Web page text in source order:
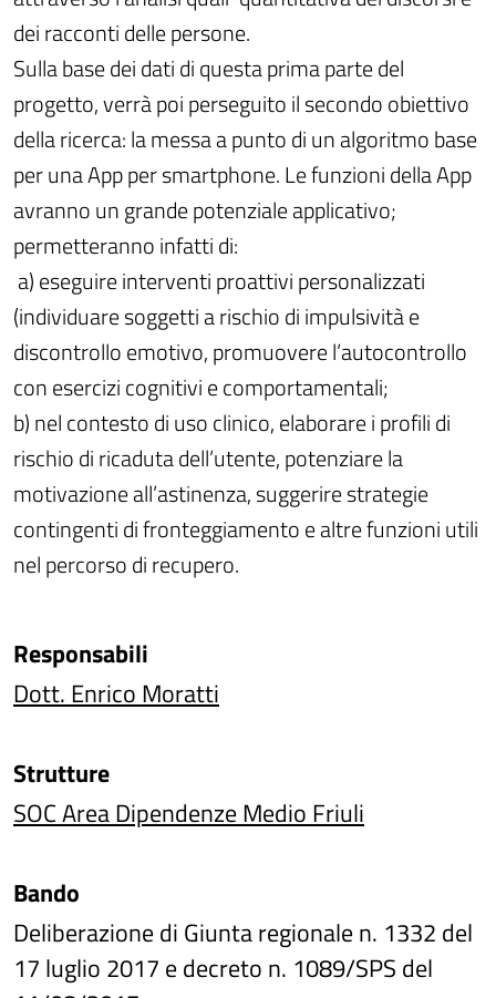
dei racconti delle persone.
Sulla base dei dati di questa prima parte del
progetto, verrà poi perseguito il secondo obiettivo
della ricerca: la messa a punto di un algoritmo base
per una App per smartphone. Le funzioni della App
avranno un grande potenziale applicativo;
permetteranno infatti di:
a) eseguire interventi proattivi personalizzati
(individuare soggetti a rischio di impulsività e
discontrollo emotivo, promuovere l’autocontrollo
con esercizi cognitivi e comportamentali;
b) nel contesto di uso clinico, elaborare i profili di
rischio di ricaduta dell’utente, potenziare la
motivazione all’astinenza, suggerire strategie
contingenti di fronteggiamento e altre funzioni utili
nel percorso di recupero.
Responsabili
Dott. Enrico Moratti
Strutture
SOC Area Dipendenze Medio Friuli
Bando
Deliberazione di Giunta regionale n. 1332 del
17 luglio 2017 e decreto n. 1089/SPS del